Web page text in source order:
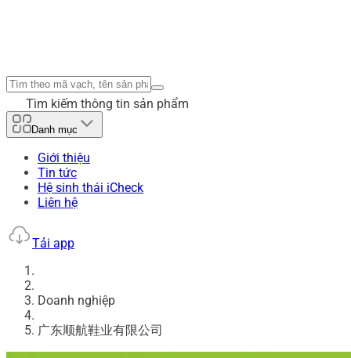
Tìm kiếm thông tin sản phẩm
Danh mục
Giới thiệu
Tin tức
Hệ sinh thái iCheck
Liên hệ
Tải app
Doanh nghiệp
广东顺航鞋业有限公司